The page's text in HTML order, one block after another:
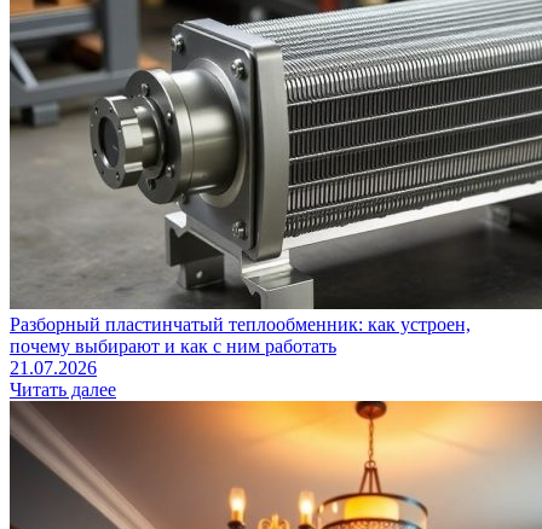
Разборный пластинчатый теплообменник: как устроен,
почему выбирают и как с ним работать
21.07.2026
Читать далее